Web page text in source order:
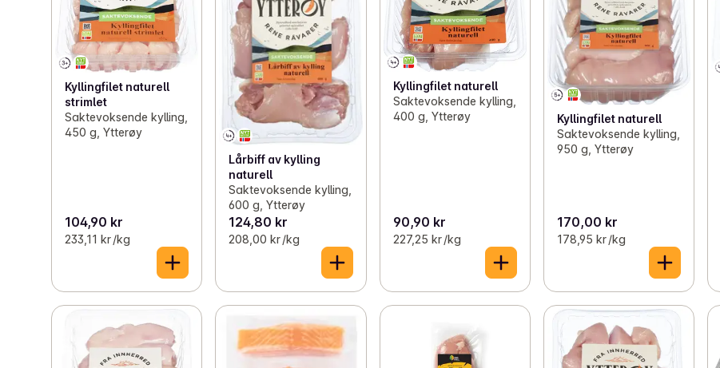
Kyllingfilet naturell
strimlet
Saktevoksende kylling,
450 g, Ytterøy
104,90 kr
233,11 kr /kg
Lårbiff av kylling
naturell
Saktevoksende kylling,
600 g, Ytterøy
124,80 kr
208,00 kr /kg
Kyllingfilet naturell
Saktevoksende kylling,
400 g, Ytterøy
90,90 kr
227,25 kr /kg
Kyllingfilet naturell
Saktevoksende kylling,
950 g, Ytterøy
170,00 kr
178,95 kr /kg